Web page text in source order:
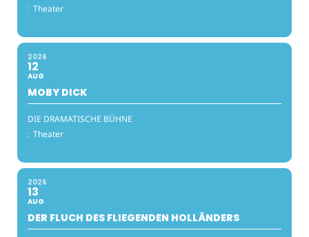
: Theater
2026
12
AUG
MOBY DICK
DIE DRAMATISCHE BÜHNE
: Theater
2026
13
AUG
DER FLUCH DES FLIEGENDEN HOLLÄNDERS